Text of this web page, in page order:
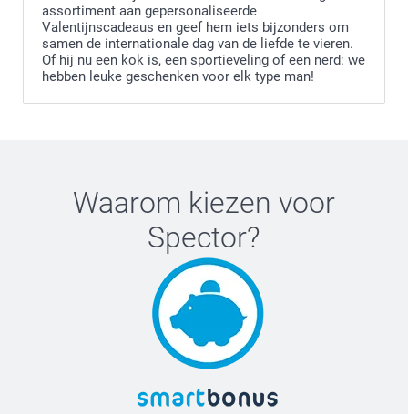
Luxe fotoprints
assortiment aan gepersonaliseerde
Valentijnscadeaus en geef hem iets bijzonders om
samen de internationale dag van de liefde te vieren.
Of hij nu een kok is, een sportieveling of een nerd: we
hebben leuke geschenken voor elk type man!
Waarom kiezen voor
Spector?